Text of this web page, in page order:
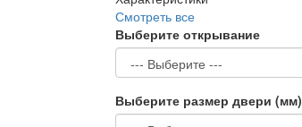
Смотреть все
Выберите открывание
Выберите размер двери (мм)